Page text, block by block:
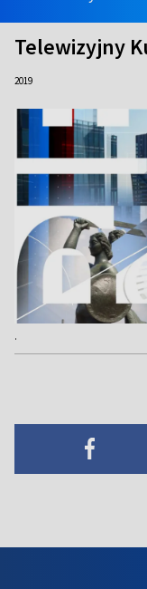
Telewizyjny
2019
.